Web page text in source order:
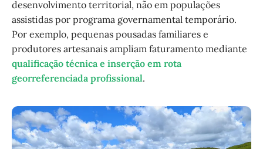
desenvolvimento territorial, não em populações
assistidas por programa governamental temporário.
Por exemplo, pequenas pousadas familiares e
produtores artesanais ampliam faturamento mediante
qualificação técnica e inserção em rota
georreferenciada profissional.